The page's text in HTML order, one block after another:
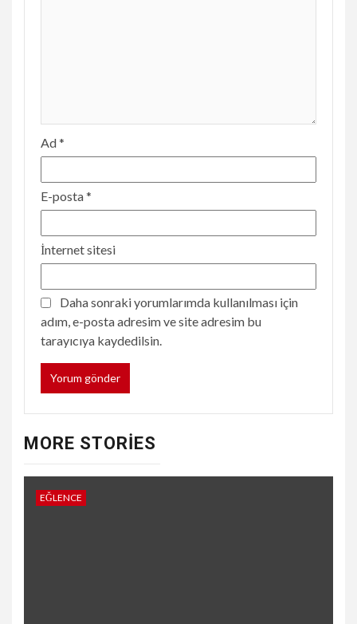
Ad*
E-posta*
İnternet sitesi
Daha sonraki yorumlarımda kullanılması için
adım, e-posta adresim ve site adresim bu
tarayıcıya kaydedilsin.
MORE STORIES
EĞLENCE